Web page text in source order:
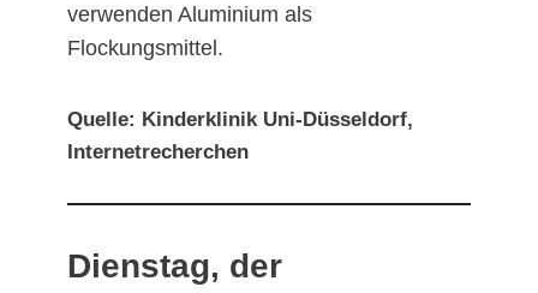
verwenden Aluminium als
Flockungsmittel.
Quelle: Kinderklinik Uni-Düsseldorf,
Internetrecherchen
Dienstag, der